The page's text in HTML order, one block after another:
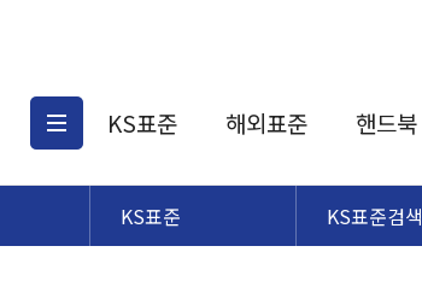
KS표준
KS표준검색
해외표준
해외표준검색
핸드북
KS표준 KS표준검색